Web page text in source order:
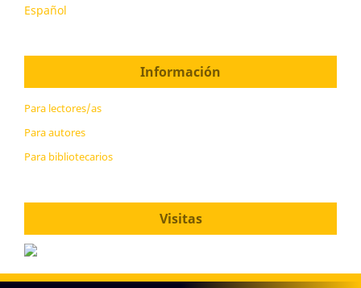
Español
Información
Para lectores/as
Para autores
Para bibliotecarios
Visitas